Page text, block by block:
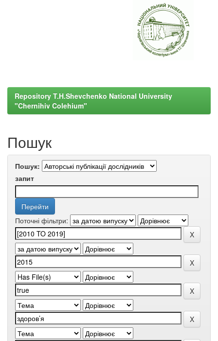
Repository T.H.Shevchenko National University
"Chernihiv Colehium"
Пошук
Пошук:
запит
Поточні фільтри: